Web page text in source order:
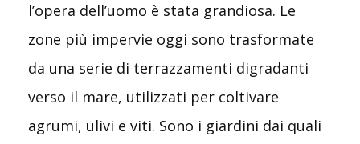
l’opera dell’uomo è stata grandiosa. Le
zone più impervie oggi sono trasformate
da una serie di terrazzamenti digradanti
verso il mare, utilizzati per coltivare
agrumi, ulivi e viti. Sono i giardini dai quali